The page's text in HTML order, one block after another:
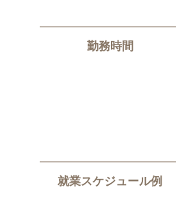
勤務時間
就業スケジュール例